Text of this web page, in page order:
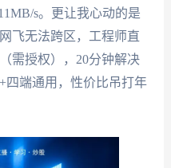
s。更让我心动的是
飞无法跨区，工程师直
需授权），20分钟解决
四端通用，性价比吊打年